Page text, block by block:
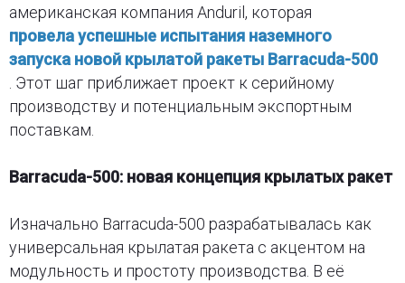
американская компания Anduril, которая
провела успешные испытания наземного
запуска новой крылатой ракеты Barracuda-500
. Этот шаг приближает проект к серийному
производству и потенциальным экспортным
поставкам.
Barracuda-500: новая концепция крылатых ракет
Изначально Barracuda-500 разрабатывалась как
универсальная крылатая ракета с акцентом на
модульность и простоту производства. В её